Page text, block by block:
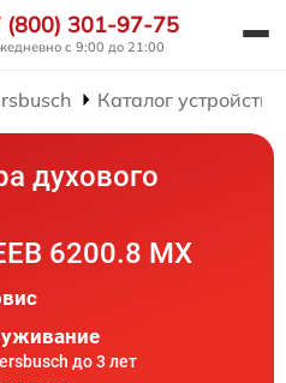
(800) 301-97-75
с 9:00 до 21:00
Каталог устройств
духового
6200.8 MX
до 3 лет